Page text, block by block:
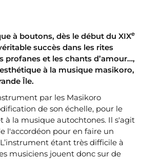
à boutons, dès le début du XIXe
succès dans les rites
profanes et les chants d’amour…,
à la musique masikoro,
Île.
par les Masikoro
de son échelle, pour le
à la musique autochtones. Il s'agit
l'accordéon pour en faire un
étant très difficile à
musiciens jouent donc sur de